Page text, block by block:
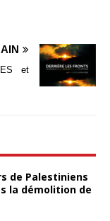
et
de Palestiniens
la démolition de